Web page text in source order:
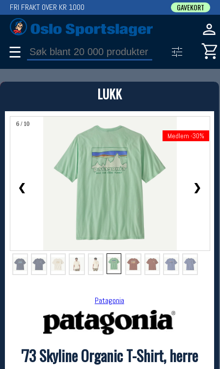
LUKK
6 / 10
❮ ❯
Medlem -30%
Patagonia
'73 Skyline Organic T-Shirt, herre
FRI FRAKT OVER KR 1000 GAVEKORT
☰
PRODUKT
Produkter (1)
Bruk filter til å spisse søket
Patagonia